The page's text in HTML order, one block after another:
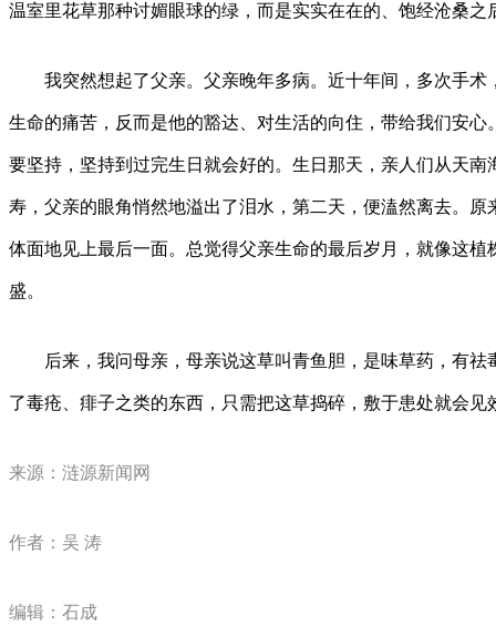
温室里花草那种讨媚眼球的绿，而是实实在在的、饱经沧桑之
我突然想起了父亲。父亲晚年多病。近十年间，多次手术
生命的痛苦，反而是他的豁达、对生活的向住，带给我们安心
要坚持，坚持到过完生日就会好的。生日那天，亲人们从天南
寿，父亲的眼角悄然地溢出了泪水，第二天，便溘然离去。原
体面地见上最后一面。总觉得父亲生命的最后岁月，就像这植
盛。
后来，我问母亲，母亲说这草叫青鱼胆，是味草药，有祛
了毒疮、痱子之类的东西，只需把这草捣碎，敷于患处就会见
来源：涟源新闻网
作者：吴 涛
编辑：石成